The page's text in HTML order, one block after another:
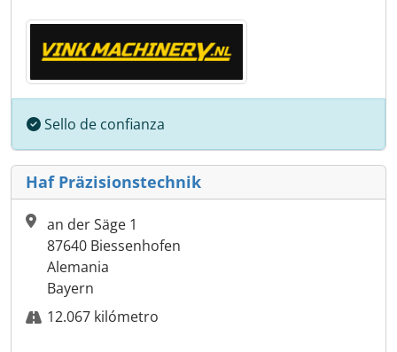
Sello de confianza
Haf Präzisionstechnik
an der Säge 1
87640 Biessenhofen
Alemania
Bayern
12.067 kilómetro